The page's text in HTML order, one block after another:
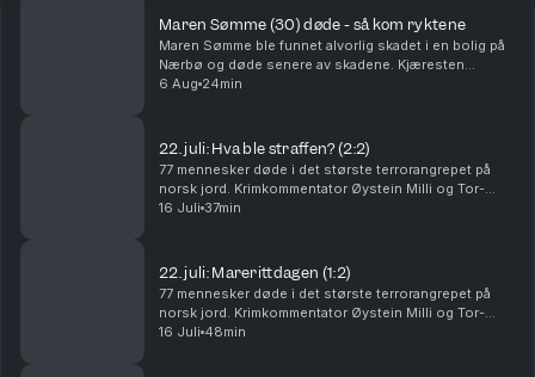
Maren Sømme (30) døde - så kom ryktene
Maren Sømme ble funnet alvorlig skadet i en bolig på
Nærbø og døde senere av skadene. Kjæresten
hennes er siktet for drap, men nekter straffskyld. I
6 Aug 24min
22. juli: Hva ble straffen? (2:2)
77 mennesker døde i det største terrorangrepet på
norsk jord. Krimkommentator Øystein Milli og Tor-
Erling Thømt Ruud går gjennom etterspillet av 22. juli i
16 Juli 37min
22. juli: Marerittdagen (1:2)
77 mennesker døde i det største terrorangrepet på
norsk jord. Krimkommentator Øystein Milli og Tor-
Erling Thømt Ruud går gjennom terrorhandlingene den
16 Juli 48min